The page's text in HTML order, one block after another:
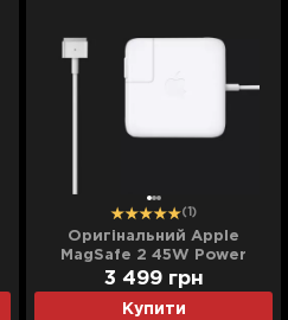
(1)
Оригінальний Apple
MagSafe 2 45W Power
Adapter (MD592)
Купити
3 499 грн